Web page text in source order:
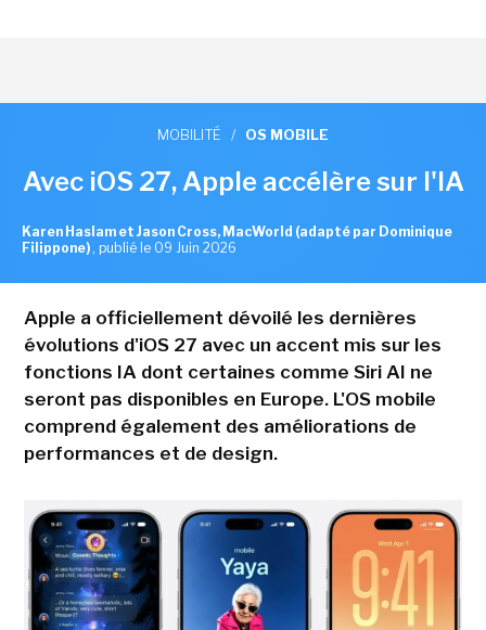
MOBILITÉ / OS MOBILE
Avec iOS 27, Apple accélère sur l'IA
Karen Haslam et Jason Cross, MacWorld (adapté par Dominique
Filippone) , publié le 09 Juin 2026
Apple a officiellement dévoilé les dernières
évolutions d'iOS 27 avec un accent mis sur les
fonctions IA dont certaines comme Siri AI ne
seront pas disponibles en Europe. L'OS mobile
comprend également des améliorations de
performances et de design.